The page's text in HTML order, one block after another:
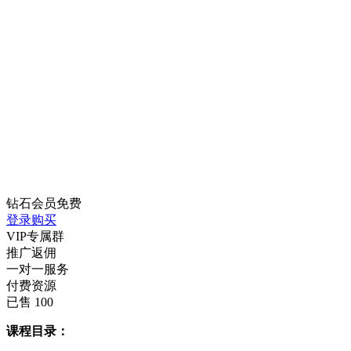
钻石会员免费
登录购买
VIP专属群
推广返佣
一对一服务
付费资源
已售 100
课程目录：